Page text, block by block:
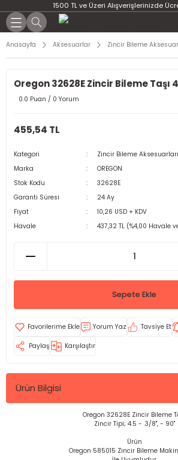
1500 TL ve Üzeri Alışverişlerinizde
Anasayfa Aksesuarlar Zincir Bileme
Oregon 32628E Zincir Bileme Taşı
0.0 Puan / 0 Yorum
455,54 TL
Kategori
Zincir Bileme Aksesuarları
Marka
OREGON
Stok Kodu
32628E
Garanti Süresi
24 Ay
Fiyat
10,26 USD + KDV
Havale
437,32 TL (%4,00 Havale
Sepete Ekle
Yorum Yaz Tavsiye Et
Paylaş Karşılaştır
Ürün Bilgisi
Oregon 32628E Zincir Bileme
Zincir Tipi; 4.5 - .3/8", - 90"
Ürün
Oregon 585015 Zincir Bileme